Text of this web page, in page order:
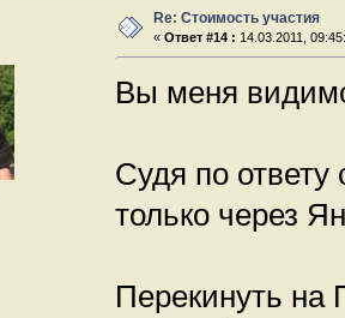
Re: Стоимость участия
«Ответ #14 : 14.03.2011,
Вы меня
Судя по ответу
только через
Перекинуть на